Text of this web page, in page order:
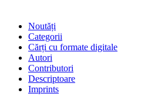
Noutăți
Categorii
Cărți cu formate digitale
Autori
Contributori
Descriptoare
Imprints